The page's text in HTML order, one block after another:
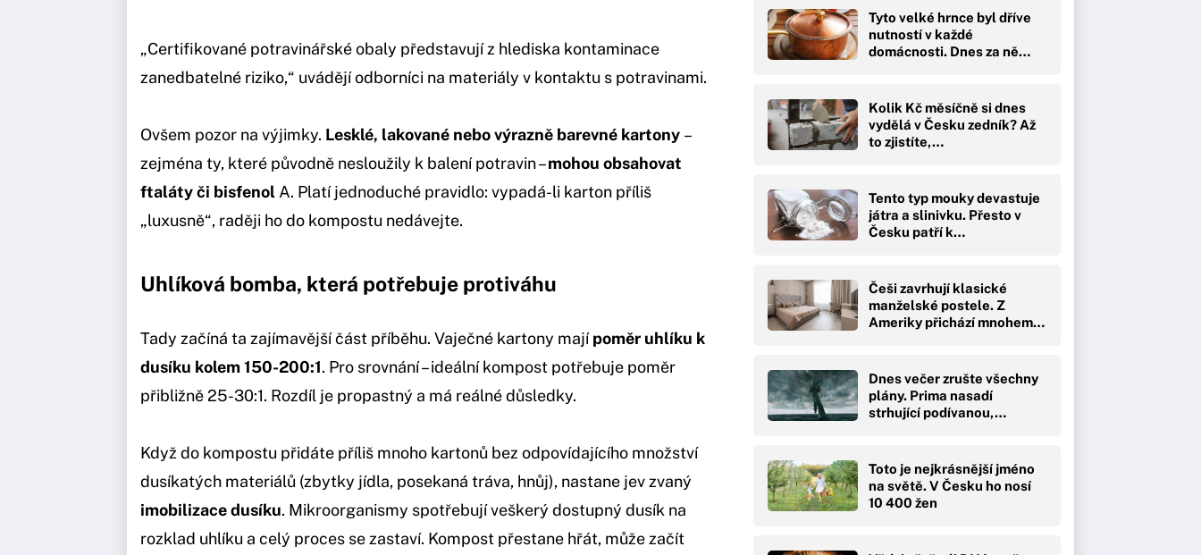
„Certifikované potravinářské obaly představují z hlediska kontaminace
zanedbatelné riziko,“ uvádějí odborníci na materiály v kontaktu s potravinami.
Ovšem pozor na výjimky. Lesklé, lakované nebo výrazně barevné kartony –
zejména ty, které původně nesloužily k balení potravin –mohou obsahovat
ftaláty či bisfenol A. Platí jednoduché pravidlo: vypadá-li karton příliš
„luxusně“, raději ho do kompostu nedávejte.
Uhlíková bomba, která potřebuje protiváhu
Tady začíná ta zajímavější část příběhu. Vaječné kartony majípoměr uhlíku k
dusíku kolem 150-200:1. Pro srovnání – ideální kompost potřebuje poměr
přibližně 25-30:1. Rozdíl je propastný a má reálné důsledky.
Když do kompostu přidáte příliš mnoho kartonů bez odpovídajícího množství
dusíkatých materiálů (zbytky jídla, posekaná tráva, hnůj), nastane jev zvaný
imobilizace dusíku. Mikroorganismy spotřebují veškerý dostupný dusík na
rozklad uhlíku a celý proces se zastaví. Kompost přestane hřát, může začít
Tyto velké hrnce byl dříve
nutností v každé
domácnosti. Dnes za ně…
Kolik Kč měsíčně si dnes
vydělá v Česku zedník? Až
to zjistíte,…
Tento typ mouky devastuje
játra a slinivku. Přesto v
Česku patří k…
Češi zavrhují klasické
manželské postele. Z
Ameriky přichází mnohem…
Dnes večer zrušte všechny
plány. Prima nasadí
strhující podívanou,…
Toto je nejkrásnější jméno
na světě. V Česku ho nosí
10 400 žen